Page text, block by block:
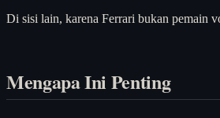
Di sisi lain, karena Ferrari bukan pemain
Mengapa Ini Penting